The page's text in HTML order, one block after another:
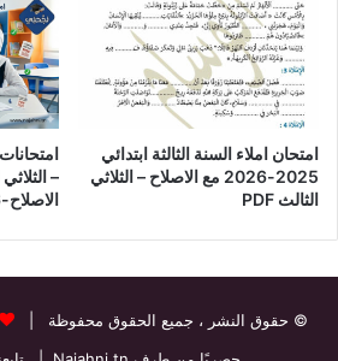
امتحان املاء السنة الثالثة ابتدائي
2025-2026 مع الاصلاح – الثلاثي
الثالث PDF
امتحانات
الاصلاح-2026
© حقوق النشر ، جميع الحقوق محفوظة |